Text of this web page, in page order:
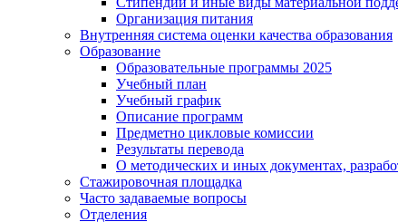
Организация питания
Внутренняя система оценки качества образования
Образование
Образовательные программы 2025
Учебный план
Учебный график
Описание программ
Предметно цикловые комиссии
Результаты перевода
О методических и иных документах,
Стажировочная площадка
Часто задаваемые вопросы
Отделения